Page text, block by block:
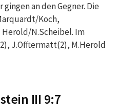
an den Gegner. Die
Koch,
N.Scheibel. Im
J.Offtermatt(2), M.Herold
III 9:7